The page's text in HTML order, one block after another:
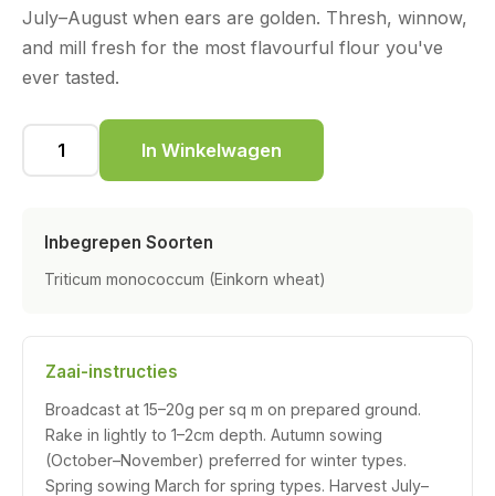
July–August when ears are golden. Thresh, winnow,
and mill fresh for the most flavourful flour you've
ever tasted.
In Winkelwagen
Inbegrepen Soorten
Triticum monococcum (Einkorn wheat)
Zaai-instructies
Broadcast at 15–20g per sq m on prepared ground.
Rake in lightly to 1–2cm depth. Autumn sowing
(October–November) preferred for winter types.
Spring sowing March for spring types. Harvest July–